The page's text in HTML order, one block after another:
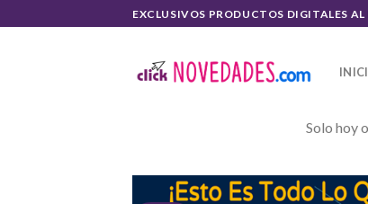
to
EXCLUSIVOS PRODUCTOS DIGITALES
Solo hoy